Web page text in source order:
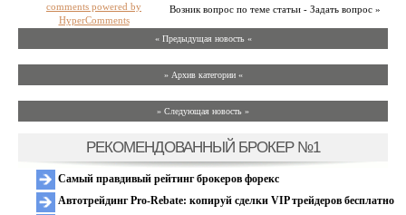
Возник вопрос по теме статьи - Задать вопрос »
comments powered by
HyperComments
« Предыдущая новость «
» Архив категории «
» Следующая новость »
РЕКОМЕНДОВАННЫЙ БРОКЕР №1
Самый правдивый рейтинг брокеров форекс
Автотрейдинг Pro-Rebate: копируй сделки VIP трейдеров бесплатно